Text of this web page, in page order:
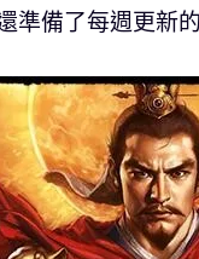
準備了每週更新